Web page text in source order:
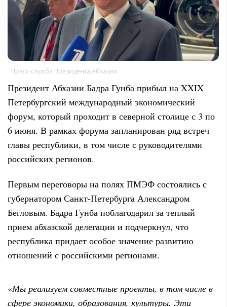
Пресс-служба Президента Абхазии
Президент Абхазии Бадра Гунба прибыл на XXIX
Петербургский международный экономический
форум, который проходит в северной столице с 3 по
6 июня. В рамках форума запланирован ряд встреч
главы республики, в том числе с руководителями
российских регионов.
Первым переговоры на полях ПМЭФ состоялись с
губернатором Санкт-Петербурга Александром
Бегловым. Бадра Гунба поблагодарил за теплый
прием абхазской делегации и подчеркнул, что
республика придает особое значение развитию
отношений с российскими регионами.
«Мы реализуем совместные проекты, в том числе в
сфере экономики, образования, культуры. Эти